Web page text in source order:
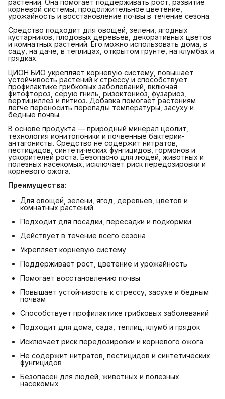
корневой системы, продолжительное цветение,
урожайность и восстановление почвы в течение сезона.
Средство подходит для овощей, зелени, ягодных
кустарников, плодовых деревьев, декоративных цветов
и комнатных растений. Его можно использовать дома, в
саду, на даче, в теплицах, открытом грунте, на клумбах и
грядках.
ЦИОН БИО укрепляет корневую систему, повышает
устойчивость растений к стрессу и способствует
профилактике грибковых заболеваний, включая
фитофтороз, серую гниль, ризоктониоз, фузариоз,
вертициллез и питиоз. Добавка помогает растениям
легче переносить перепады температуры, засуху и
бедные почвы.
В основе продукта — природный минерал цеолит,
технология ионитопоники и почвенные бактерии-
антагонисты. Средство не содержит нитратов,
пестицидов, синтетических фунгицидов, гормонов и
ускорителей роста. Безопасно для людей, животных и
полезных насекомых, исключает риск передозировки и
корневого ожога.
Преимущества:
Для овощей, зелени, ягод, деревьев, цветов и
комнатных растений
Подходит для посадки, пересадки и подкормки
Действует в течение всего сезона
Укрепляет корневую систему
Поддерживает рост, цветение и урожайность
Помогает восстановлению почвы
Повышает устойчивость к стрессу, засухе и бедным
почвам
Способствует профилактике грибковых заболеваний
Подходит для дома, сада, теплиц, клумб и грядок
Исключает риск передозировки и корневого ожога
Не содержит нитратов, пестицидов и синтетических
фунгицидов
Безопасен для людей, животных и полезных
насекомых